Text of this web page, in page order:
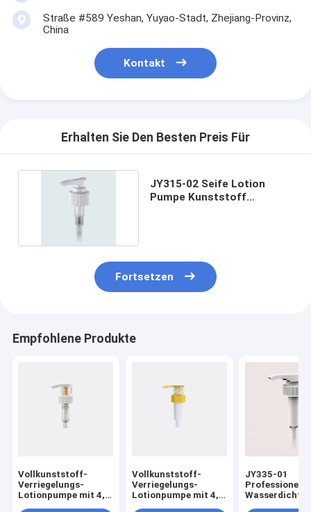
Straße #589 Yeshan, Yuyao-Stadt, Zhejiang-Provinz,
China
Kontakt
Erhalten Sie Den Besten Preis Für
JY315-02 Seife Lotion
Pumpe Kunststoff
Fortsetzen
Empfohlene Produkte
Vollkunststoff-
Verriegelungs-
Lotionpumpe mit 4,0
Vollkunststoff-
Verriegelungs-
Lotionpumpe mit 4,0
JY335-01
Professionelle
Wasserdichte